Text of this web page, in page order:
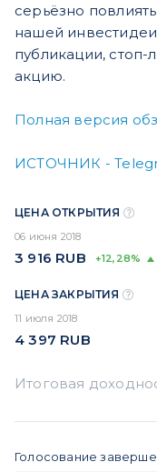
серьёзно
нашей
публикации, стоп-
акцию.
Полная версия
ИСТОЧНИК -
ЦЕНА ОТКРЫТИЯ
06 июня 2018
3 916 RUB +12,28%
ЦЕНА ЗАКРЫТИЯ
11 июля 2018
4 397 RUB
Голосование